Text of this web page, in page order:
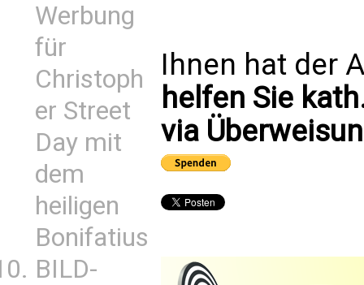
Werbung
für
Christoph
er Street
Day mit
dem
heiligen
Bonifatius
BILD-
Ihnen hat der
helfen Sie
via